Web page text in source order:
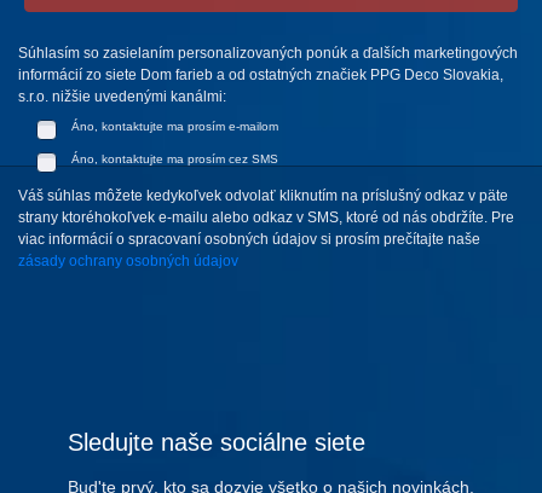
Súhlasím so zasielaním personalizovaných ponúk a ďalších marketingových
informácií zo siete Dom farieb a od ostatných značiek PPG Deco Slovakia,
s.r.o. nižšie uvedenými kanálmi:
Áno, kontaktujte ma prosím e-mailom
Áno, kontaktujte ma prosím cez SMS
Váš súhlas môžete kedykoľvek odvolať kliknutím na príslušný odkaz v päte
strany ktoréhokoľvek e-mailu alebo odkaz v SMS, ktoré od nás obdržíte. Pre
viac informácií o spracovaní osobných údajov si prosím prečítajte naše
zásady ochrany osobných údajov
Sledujte naše sociálne siete
Bud'te prvý, kto sa dozvie všetko o našich novinkách.